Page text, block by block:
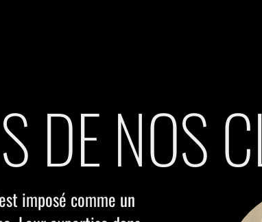
DE NOS
“Station Next m'a